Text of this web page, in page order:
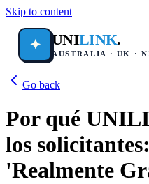
Skip to content
✦ UNILINK.
AUSTRALIA · UK ·
Go back
Por qué
los
'Realmente